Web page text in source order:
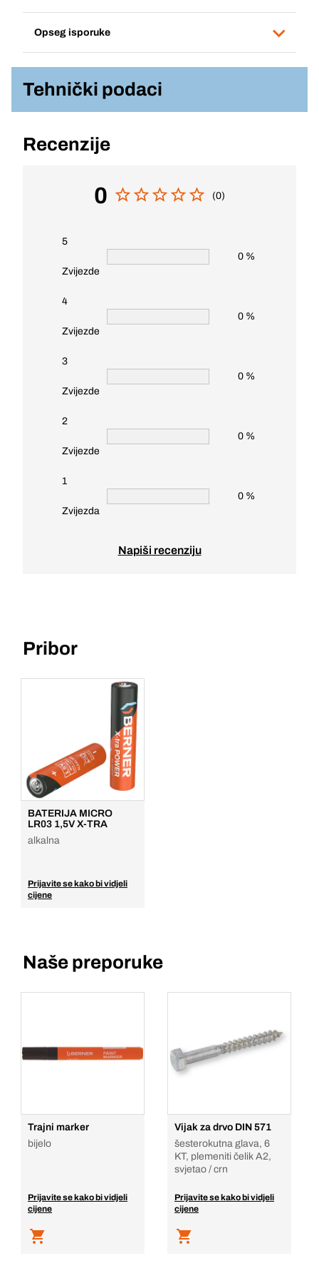
Opseg isporuke
Tehnički podaci
Recenzije
0 (0)
5
Zvijezde
0 %
4
Zvijezde
0 %
3
Zvijezde
0 %
2
Zvijezde
0 %
1
Zvijezda
0 %
Napiši recenziju
Pribor
BATERIJA MICRO
LR03 1,5V X-TRA
alkalna
Prijavite se kako bi vidjeli
cijene
Naše preporuke
Trajni marker
bijelo
Prijavite se kako bi vidjeli
cijene
Vijak za drvo DIN 571
šesterokutna glava, 6
KT, plemeniti čelik A2,
svjetao / crn
Prijavite se kako bi vidjeli
cijene